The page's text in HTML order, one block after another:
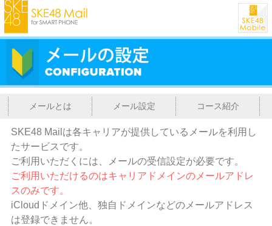
メールとは メール設定 コース紹介
SKE48 Mailは各キャリアが提供しているメールを利用し
たサービスです。
ご利用いただくには、メールの受信設定が必要です。
ご利用いただけるのはキャリアドメインのメールアドレ
スのみです。
iCloudドメイン他、独自ドメインなどのメールアドレス
は登録できません。